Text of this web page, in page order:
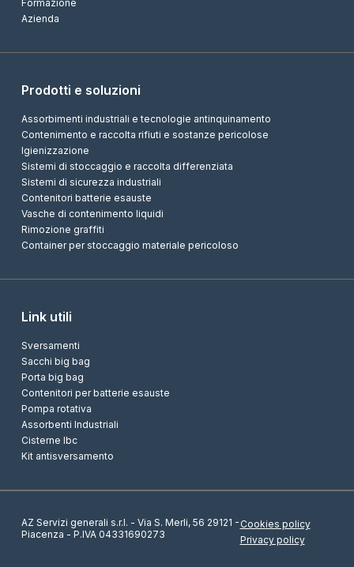
Formazione
Azienda
Prodotti e soluzioni
Assorbimenti industriali e tecnologie antinquinamento
Contenimento e raccolta rifiuti e sostanze pericolose
Igienizzazione
Sistemi di stoccaggio e raccolta differenziata
Sistemi di sicurezza industriali
Contenitori batterie esauste
Vasche di contenimento liquidi
Rimozione graffiti
Container per stoccaggio materiale pericoloso
Link utili
Sversamenti
Sacchi big bag
Porta big bag
Contenitori per batterie esauste
Pompa rotativa
Assorbenti Industriali
Cisterne Ibc
Kit antisversamento
AZ Servizi generali s.r.l. - Via S. Merli, 56 29121 -
Piacenza - P.IVA 04331690273
Cookies policy
Privacy policy